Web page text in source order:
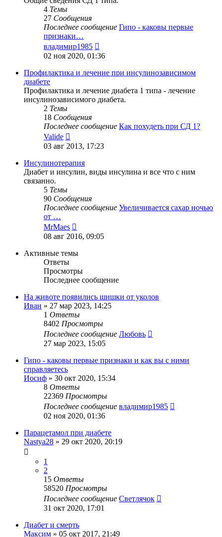
4 Темы
27 Сообщения
Последнее сообщение Гипо - каковы первые
признаки…
владимир1985
к
сообщению
02 ноя 2020, 01:36
Профилактика и лечение при инсулинозависимом
диабете
Профилактика и лечение диабета 1 типа - лечение
инсулинозависимого диабета.
2 Темы
18 Сообщения
Последнее сообщение Как похудеть при СД 1?
Valide
к
последнему
сообщению
03 авг 2013, 17:23
Инсулинотерапия
Диабет и инсулин, виды инсулина и все что с ним
связанно.
5 Темы
90 Сообщения
Последнее сообщение Увеличивается сахар ночью
от …
MrMaes
к
последнему
сообщению
08 авг 2016, 09:05
Активные темы
Ответы
Просмотры
Последнее сообщение
На животе появились шишки от уколов
Иван » 27 мар 2023, 14:25
1 Ответы
8402 Просмотры
Последнее сообщение Любовь
27 мар 2023, 15:05
Гипо - каковы первые признаки и как вы с ними
справляетесь
Иосиф » 30 окт 2020, 15:34
8 Ответы
22369 Просмотры
Последнее сообщение владимир1985
02 ноя 2020, 01:36
Парацетамол при диабете
Nastya28 » 29 окт 2020, 20:19
1
2
15 Ответы
58520 Просмотры
Последнее сообщение Светлячок
31 окт 2020, 17:01
Диабет и смерть
Максим » 05 окт 2017, 21:49